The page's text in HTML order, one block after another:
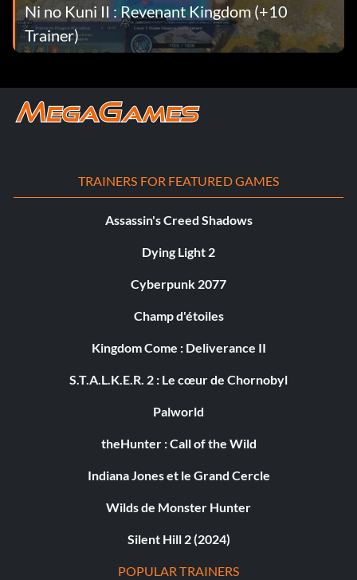
Ni no Kuni II : Revenant Kingdom (+10
Trainer)
TRAINERS FOR FEATURED GAMES
Assassin's Creed Shadows
Dying Light 2
Cyberpunk 2077
Champ d'étoiles
Kingdom Come : Deliverance II
S.T.A.L.K.E.R. 2 : Le cœur de Chornobyl
Palworld
theHunter : Call of the Wild
Indiana Jones et le Grand Cercle
Wilds de Monster Hunter
Silent Hill 2 (2024)
POPULAR TRAINERS